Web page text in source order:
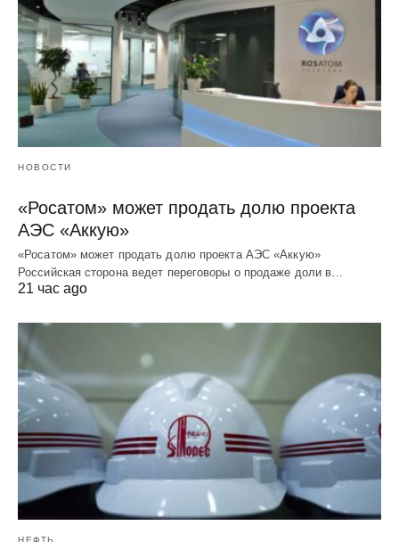
НОВОСТИ
«Росатом» может продать долю проекта
АЭС «Аккую»
«Росатом» может продать долю проекта АЭС «Аккую»
Российская сторона ведет переговоры о продаже доли в…
21 час ago